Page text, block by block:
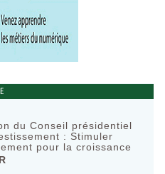
du Conseil présidentiel
: Stimuler
pour la croissance